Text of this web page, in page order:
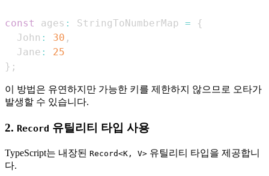
const ages : StringToNumberMap =
{
John : 30 ,
Jane :
25
} ;
이 방법은 유연하지만 가능한 키를 제한하지 않으므로 오타가
발생할 수 있습니다.
2. Record 유틸리티 타입 사용
TypeScript는 내장된 Record<K, V> 유틸리티 타입을 제공합니
다.